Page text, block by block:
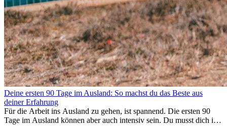
Deine ersten 90 Tage im Ausland: So machst du das Beste aus
deiner Erfahrung
Für die Arbeit ins Ausland zu gehen, ist spannend. Die ersten 90
Tage im Ausland können aber auch intensiv sein. Du musst dich in